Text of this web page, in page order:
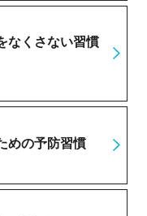
なくさない習慣
めの予防習慣